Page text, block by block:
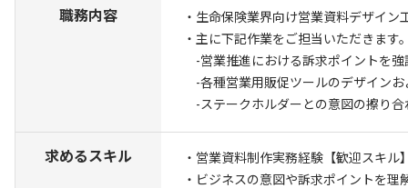
職務内容
・生命保険業界向け営業資料デザイ
・主に下記作業をご担当いただきます
-営業推進における訴求ポイントを
-各種営業用販促ツールのデザインお
-ステークホルダーとの意図の擦り
求めるスキル ・営業資料制作実務経験 【歓迎スキ
・ビジネスの意図や訴求ポイントを